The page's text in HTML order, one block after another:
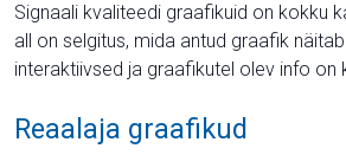
Signaali kvaliteedi graafikuid on kokku
all on selgitus, mida antud graafik
interaktiivsed ja graafikutel olev info on
Reaalaja graafikud